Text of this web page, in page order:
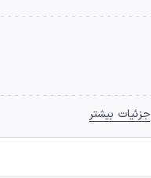
جزئیات بیشتر